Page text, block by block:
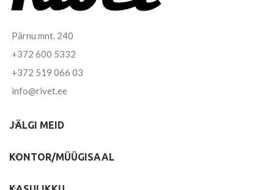
Pärnu mnt. 240
+372 600 5332
+372 519 066 03
info@rivet.ee
JÄLGI MEID
KONTOR/MÜÜGISAAL